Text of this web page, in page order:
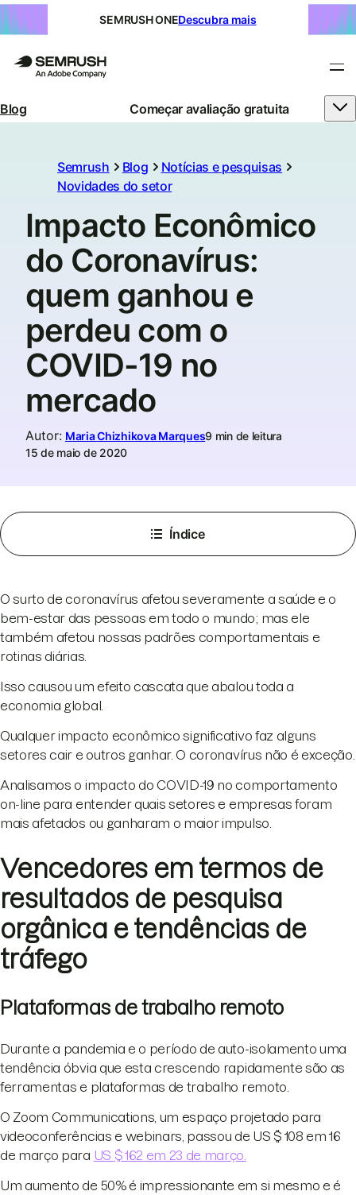
SEMRUSH ONEDescubra mais
Blog Começar avaliação gratuita
Semrush Blog
Notícias e pesquisas
Novidades do setor
Impacto Econômico
do Coronavírus:
quem ganhou e
perdeu com o
COVID-19 no
mercado
Autor: Maria Chizhikova Marques9 min de leitura
15 de maio de 2020
Índice
O surto de coronavírus afetou severamente a saúde e o
bem-estar das pessoas em todo o mundo; mas ele
também afetou nossas padrões comportamentais e
rotinas diárias.
Isso causou um efeito cascata que abalou toda a
economia global.
Qualquer impacto econômico significativo faz alguns
setores cair e outros ganhar. O coronavírus não é exceção.
Analisamos o impacto do COVID-19 no comportamento
on-line para entender quais setores e empresas foram
mais afetados ou ganharam o maior impulso.
Vencedores em termos de
resultados de pesquisa
orgânica e tendências de
tráfego
Plataformas de trabalho remoto
Durante a pandemia e o período de auto-isolamento uma
tendência óbvia que esta crescendo rapidamente são as
ferramentas e plataformas de trabalho remoto.
O Zoom Communications, um espaço projetado para
videoconferências e webinars, passou de US $ 108 em 16
de março para US $ 162 em 23 de março.
Um aumento de 50% é impressionante em si mesmo e é